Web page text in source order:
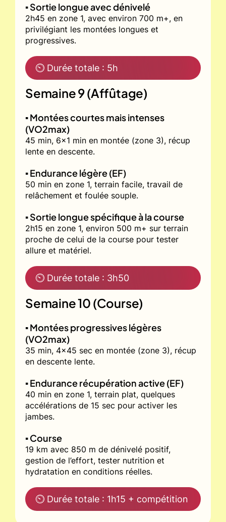
▪️ Sortie longue avec dénivelé
2h45 en zone 1, avec environ 700 m+, en
privilégiant les montées longues et
progressives.
⏲ Durée totale : 5h
Semaine 9 (Affûtage)
▪️ Montées courtes mais intenses
(VO2max)
45 min, 6x1 min en montée (zone 3), récup
lente en descente.
▪️ Endurance légère (EF)
50 min en zone 1, terrain facile, travail de
relâchement et foulée souple.
▪️ Sortie longue spécifique à la course
2h15 en zone 1, environ 500 m+ sur terrain
proche de celui de la course pour tester
allure et matériel.
⏲ Durée totale : 3h50
Semaine 10 (Course)
▪️ Montées progressives légères
(VO2max)
35 min, 4x45 sec en montée (zone 3), récup
en descente lente.
▪️ Endurance récupération active (EF)
40 min en zone 1, terrain plat, quelques
accélérations de 15 sec pour activer les
jambes.
▪️ Course
19 km avec 850 m de dénivelé positif,
gestion de l’effort, tester nutrition et
hydratation en conditions réelles.
⏲ Durée totale : 1h15 + compétition